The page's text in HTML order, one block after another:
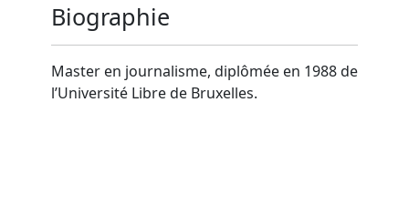
Biographie
Master en journalisme, diplômée en 1988 de
l’Université Libre de Bruxelles.